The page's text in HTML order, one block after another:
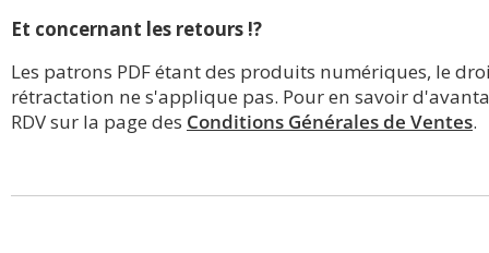
Et concernant les retours !?
Les patrons PDF étant des produits numériques, le
rétractation ne s'applique pas. Pour en savoir
RDV sur la page des Conditions Générales de Ventes.